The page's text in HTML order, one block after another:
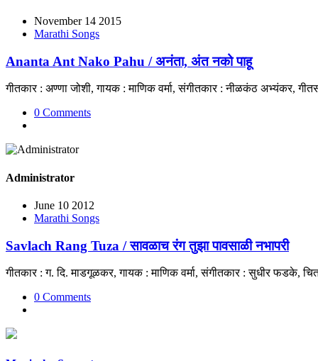
November 14 2015
Marathi Songs
Ananta Ant Nako Pahu / अनंता, अंत नको पाहू
गीतकार : अण्णा जोशी, गायक : माणिक वर्मा, संगीतकार : नीळकंठ अभ्यंकर,
0 Comments
Administrator
June 10 2012
Marathi Songs
Savlach Rang Tuza / सावळाच रंग तुझा पावसाळी नभापरी
गीतकार : ग. दि. माडगूळकर, गायक : माणिक वर्मा, संगीतकार : सुधीर फडके,
0 Comments